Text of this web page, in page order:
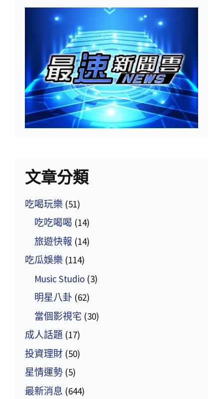
文章分類
吃喝玩樂 (51)
吃吃喝喝 (14)
旅遊快報 (14)
吃瓜娛樂 (114)
Music Studio (3)
明星八卦 (62)
當個影視宅 (30)
成人話題 (17)
投資理財 (50)
星情運勢 (5)
最新消息 (644)